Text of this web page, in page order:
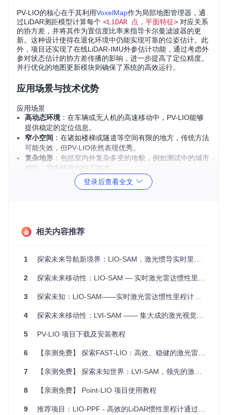
PV-LIO的核心在于其利用VoxelMap作为局部地图管理器，通
过LiDAR测距模型计算每个 <LiDAR 点，平面特征> 对应关系
的协方差，并将其作为置信度比率来指导卡尔曼滤波器的更
新。这种设计使得在退化环境中仍能实现可靠的位姿估计。此
外，项目还实现了在线LiDAR-IMU外参估计功能，通过考虑外
参对状态估计的协方差传播的影响，进一步提高了定位精度。
并行优化的地图更新模块则确保了系统的高效运行。
应用场景与技术优势
应用场景
高动态环境：在车辆或无人机的高速移动中，PV-LIO能够
提供稳定的定位信息。
窄小空间 ：在诸如楼梯或隧道等空间有限的地方，传统方法
可能失效，但PV-LIO依然表现优秀。
复杂地形 ：包括室内外复杂多变的地貌，例如测试中的城市
建筑、室内楼梯和地下隧道。
：即使面对环境退化情况，也能保持稳定的位置和姿
效率优化
：通过并行优化的地图更新模块，提高处理速度。
不确定性可视化：提供基于概率的体素图，直观展示定位不
内和室外环境，例如狭窄的楼梯场景、长隧道穿越以及更具挑
杂条件下维持精确的定位。
- 体素地图与不确定性可视化 -
- 高动态下楼梯场景 -
登录后查看全文
相关内容推荐
1 探索未来导航新境界：LIO-SAM，激光惯导实时里程计的闪耀之星
2 探索未来移动性：LIO-SAM — 实时激光雷达惯性里程计的卓越选择
3 探索未知：LIO-SAM——实时激光雷达惯性里程计的利器！
4 探索未来移动性：LVI-SAM —— 集大成的激光视觉惯性里程计系统
5 PV-LIO 项目下载及安装教程
6 【亲测免费】 探索FAST-LIO：高效、稳健的激光雷达-惯性里程计解决方案
7 【亲测免费】 探索未知世界：LVI-SAM，领先的激光视觉惯性定位系统
8 【亲测免费】 Point-LIO 项目使用教程
9 推荐项目：LIO-PPF - 高效的LiDAR惯性里程计通过增量平面预配准和骨架跟踪